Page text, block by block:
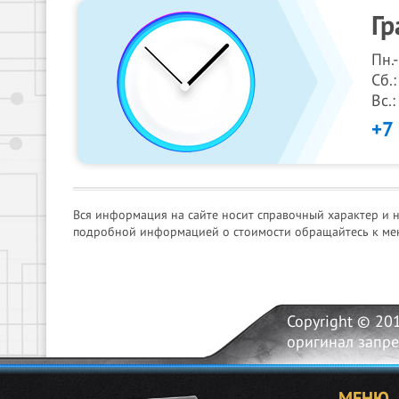
Вся информация на сайте носит справочный характер и
подробной информацией о стоимости обращайтесь к
Copyright ©
оригинал